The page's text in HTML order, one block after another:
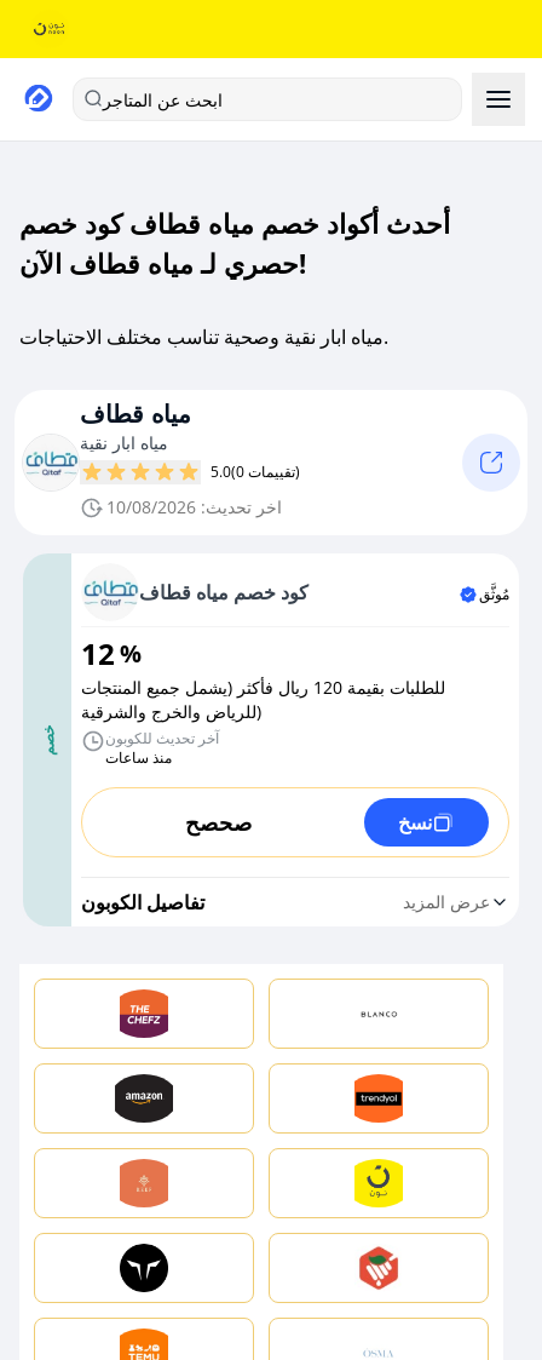
ابحث عن المتاجر
أحدث أكواد خصم مياه قطاف كود خصم
حصري لـ مياه قطاف الآن!
مياه ابار نقية وصحية تناسب مختلف الاحتياجات.
مياه قطاف
مياه ابار نقية
5.0 (0 تقييمات)
اخر تحديث: 10/08/2026
خصم
كود خصم مياه قطاف مُوثَّق
12%
للطلبات بقيمة 120 ريال فأكثر (يشمل جميع المنتجات
للرياض والخرج والشرقية)
آخر تحديث للكوبون
منذ ساعات
صحصح نسخ
تفاصيل الكوبون عرض المزيد